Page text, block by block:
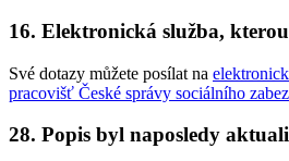
16. Elektronická služba,
Své dotazy můžete posílat na
pracovišť České správy sociálního
28. Popis byl naposledy